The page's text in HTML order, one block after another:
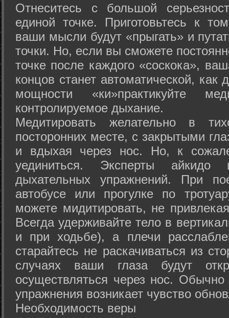
Отнеситесь с большой
единой точке. Приготовьтесь к
ваши мысли будут «прыгать» и
точки. Но, если вы сможете
точке после каждого «соскока»,
концов станет автоматической,
мощности «ки»практикуйте
контролируемое дыхание.
Медитировать желательно в
посторонних месте, с закрытыми
и вдыхая через нос. Но, к
уединиться. Эксперты айкидо
дыхательных упражнений. При
автобусе или прогулке по
можете мидитировать, не
Всегда удерживайте тело в
и при ходьбе), а плечи
старайтесь не раскачиваться из
случаях ваши глаза будут
осуществляться через нос. Обычно
упражнения возникает чувство
Необходимость веры